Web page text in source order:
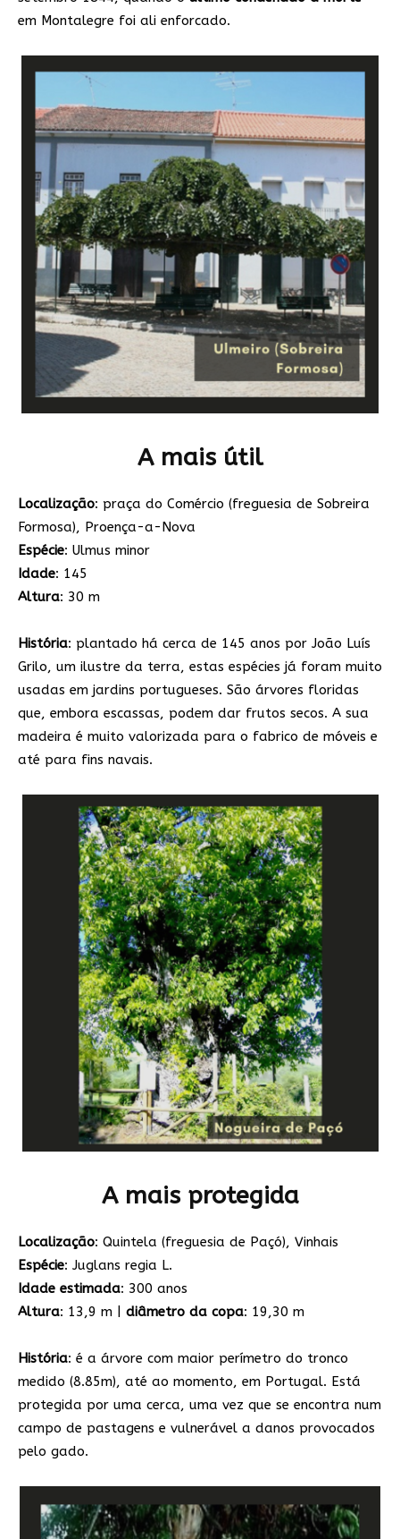
em Montalegre foi ali enforcado.
A mais útil
Localização: praça do Comércio (freguesia de Sobreira
Formosa), Proença-a-Nova
Espécie: Ulmus minor
Idade: 145
Altura: 30 m
História: plantado há cerca de 145 anos por João Luís
Grilo, um ilustre da terra, estas espécies já foram muito
usadas em jardins portugueses. São árvores floridas
que, embora escassas, podem dar frutos secos. A sua
madeira é muito valorizada para o fabrico de móveis e
até para fins navais.
A mais protegida
Localização: Quintela (freguesia de Paçó), Vinhais
Espécie: Juglans regia L.
Idade estimada: 300 anos
Altura: 13,9 m | diâmetro da copa: 19,30 m
História: é a árvore com maior perímetro do tronco
medido (8.85m), até ao momento, em Portugal. Está
protegida por uma cerca, uma vez que se encontra num
campo de pastagens e vulnerável a danos provocados
pelo gado.